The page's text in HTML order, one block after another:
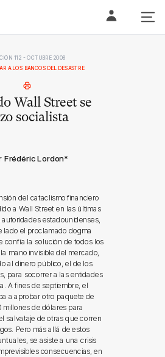
112 - OCTUBRE 2008
A LOS BANCOS DEL DESASTRE
Wall Street se
socialista
Frédéric Lordon*
del cataclismo financiero
a Wall Street en las últimas
autoridades estadounidenses,
lado el proclamado dogma
confía la solución de todos los
mano invisible del mercado,
al dinero público, el de los
para socorrer a las entidades
A fines de septiembre, el
a aprobar otro paquete de
millones de dólares para
salvataje de otras que corren
Pero más allá de estos
se asiste a una crisis
consecuencias, en